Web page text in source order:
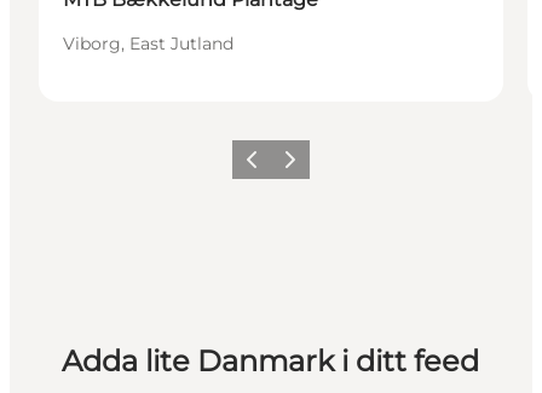
Viborg, East Jutland
Föregående
Nästa
Adda lite Danmark i ditt feed